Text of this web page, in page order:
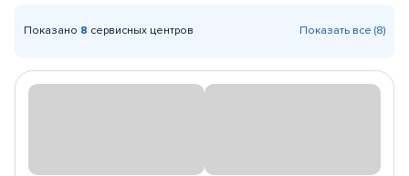
Показано 8 сервисных центров Показать все (8)